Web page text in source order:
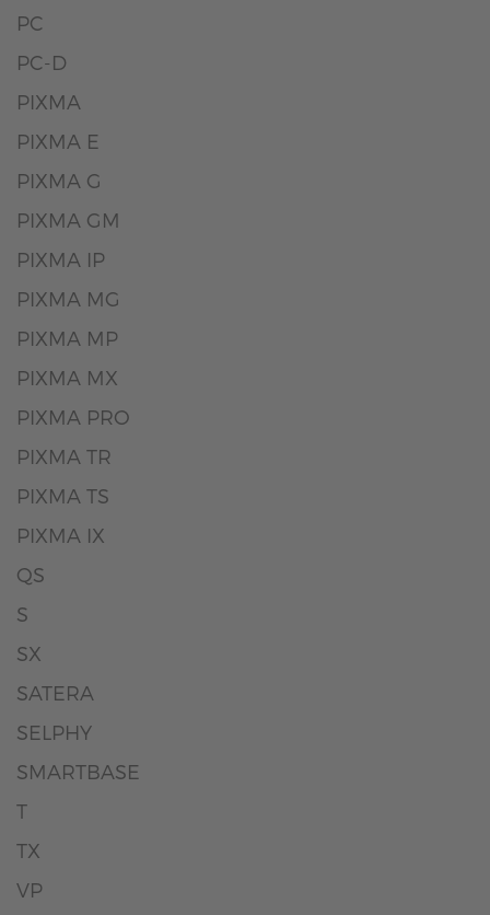
PC
PC-D
PIXMA
PIXMA E
PIXMA G
PIXMA GM
PIXMA IP
PIXMA MG
PIXMA MP
PIXMA MX
PIXMA PRO
PIXMA TR
PIXMA TS
PIXMA IX
QS
S
SX
SATERA
SELPHY
SMARTBASE
T
TX
VP